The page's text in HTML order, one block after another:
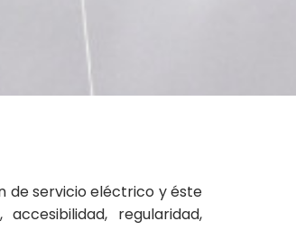
de servicio eléctrico y éste
regularidad,